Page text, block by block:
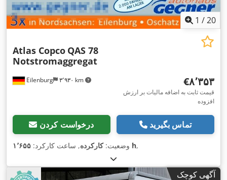
1 /20
Eilenburg ۳٬۹۳۰ km
Atlas Copco QAS 78
Notstromaggregat
‎€۸٬۳۵۳
قیمت ثابت به اضافه مالیات بر ارزش
افزوده
درخواست کردن تماس بگیرید
وضعیت:کارکرده, ساعت کارکرد: ۱٬۶۵۵ h,
آگهی کوچک